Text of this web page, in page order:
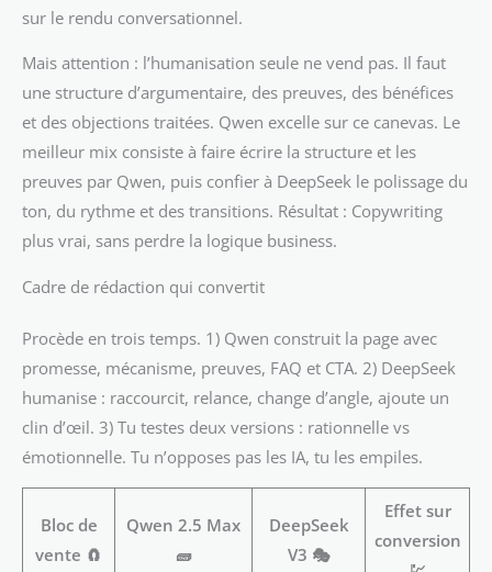
sur le rendu conversationnel.
Mais attention : l’humanisation seule ne vend pas. Il faut
une structure d’argumentaire, des preuves, des bénéfices
et des objections traitées. Qwen excelle sur ce canevas. Le
meilleur mix consiste à faire écrire la structure et les
preuves par Qwen, puis confier à DeepSeek le polissage du
ton, du rythme et des transitions. Résultat : Copywriting
plus vrai, sans perdre la logique business.
Cadre de rédaction qui convertit
Procède en trois temps. 1) Qwen construit la page avec
promesse, mécanisme, preuves, FAQ et CTA. 2) DeepSeek
humanise : raccourcit, relance, change d’angle, ajoute un
clin d’œil. 3) Tu testes deux versions : rationnelle vs
émotionnelle. Tu n’opposes pas les IA, tu les empiles.
Bloc de
vente 🧲
Qwen 2.5 Max
🧱
DeepSeek
V3 🎭
Effet sur
conversion